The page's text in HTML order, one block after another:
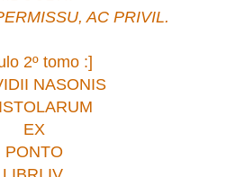
AC PRIVIL.
2º tomo :]
NASONIS
EX
PONTO